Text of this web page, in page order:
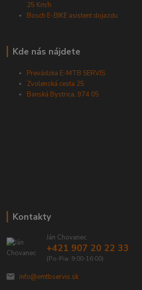
25 Km/h
Bosch E-BIKE asistent dojazdu
Kde nás nájdete
Prevádzka E-MTB SERVIS
Zvolenská cesta 25
Banská Bystrica, 974 05
Kontakty
Ján Chovanec
+421 907 20 22 33
(Po-Pia: 9:00-16:00)
info@emtbservis.sk